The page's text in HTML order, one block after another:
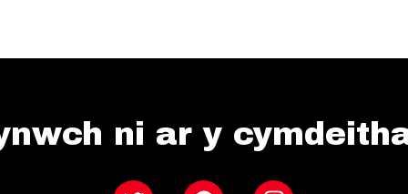
ni ar y